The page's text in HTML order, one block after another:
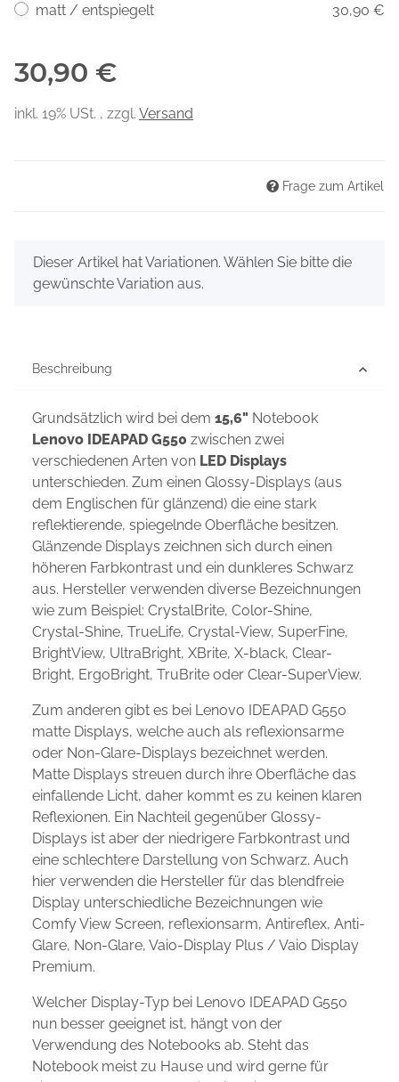
matt / entspiegelt
30,90 €
30,90 €
inkl. 19% USt. , zzgl. Versand
Frage zum Artikel
x
Dieser Artikel hat Variationen. Wählen Sie bitte die
gewünschte Variation aus.
Beschreibung
Grundsätzlich wird bei dem 15,6" Notebook
Lenovo IDEAPAD G550 zwischen zwei
verschiedenen Arten von LED Displays
unterschieden. Zum einen Glossy-Displays (aus
dem Englischen für glänzend) die eine stark
reflektierende, spiegelnde Oberfläche besitzen.
Glänzende Displays zeichnen sich durch einen
höheren Farbkontrast und ein dunkleres Schwarz
aus. Hersteller verwenden diverse Bezeichnungen
wie zum Beispiel: CrystalBrite, Color-Shine,
Crystal-Shine, TrueLife, Crystal-View, SuperFine,
BrightView, UltraBright, XBrite, X-black, Clear-
Bright, ErgoBright, TruBrite oder Clear-SuperView.
Zum anderen gibt es bei Lenovo IDEAPAD G550
matte Displays, welche auch als reflexionsarme
oder Non-Glare-Displays bezeichnet werden.
Matte Displays streuen durch ihre Oberfläche das
einfallende Licht, daher kommt es zu keinen klaren
Reflexionen. Ein Nachteil gegenüber Glossy-
Displays ist aber der niedrigere Farbkontrast und
eine schlechtere Darstellung von Schwarz. Auch
hier verwenden die Hersteller für das blendfreie
Display unterschiedliche Bezeichnungen wie
Comfy View Screen, reflexionsarm, Antireflex, Anti-
Glare, Non-Glare, Vaio-Display Plus / Vaio Display
Premium.
Welcher Display-Typ bei Lenovo IDEAPAD G550
nun besser geeignet ist, hängt von der
Verwendung des Notebooks ab. Steht das
Notebook meist zu Hause und wird gerne für